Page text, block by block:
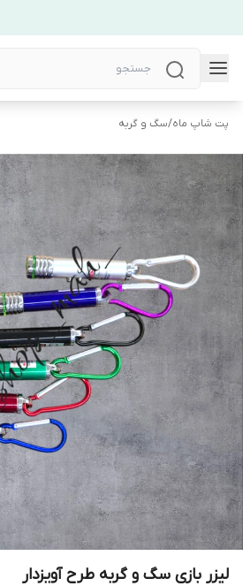
پت شاپ ماه/سگ و گربه
لیزر بازی سگ و گربه طرح آویزدار